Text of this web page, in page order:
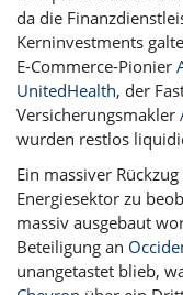
da die
Kerninvestments
E-Commerce-Pionier
UnitedHealth, der
Versicherungsmakler
wurden restlos
Ein massiver
Energiesektor zu
massiv ausgebaut
Beteiligung an
unangetastet blieb,